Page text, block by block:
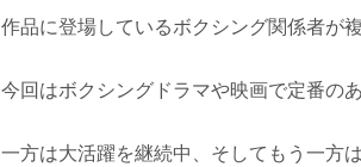
作品に登場しているボクシング関係者が複
今回はボクシングドラマや映画で定番の
一方は大活躍を継続中、そしてもう一方